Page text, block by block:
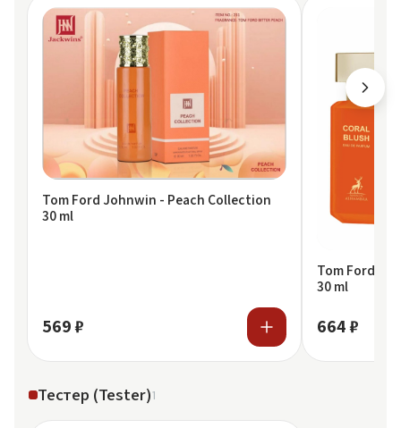
Tom Ford Johnwin - Peach Collection
30 ml
569 ₽
Tom Ford
30 ml
664 ₽
Тестер (Tester)1